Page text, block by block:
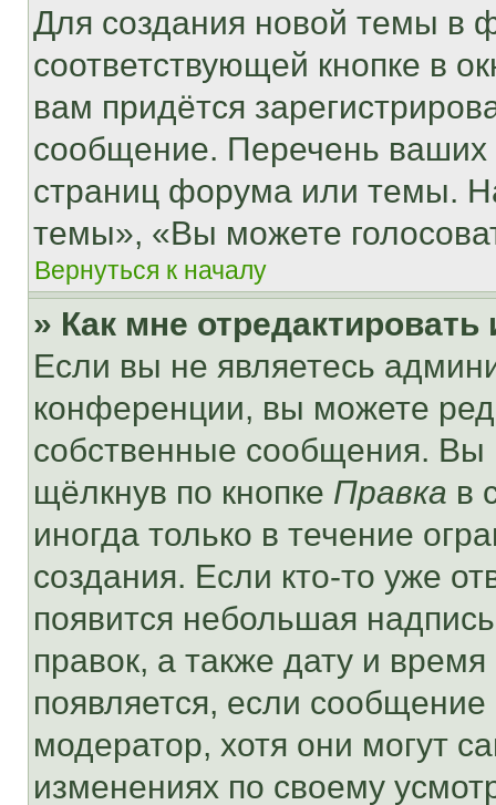
Для создания новой темы в
соответствующей кнопке в
вам придётся
сообщение. Перечень ваших
страниц форума или темы.
темы», «Вы можете
Вернуться к началу
» Как мне
Если вы не являетесь
конференции, вы можете
собственные сообщения. Вы
щёлкнув по кнопке Правка в
иногда только в течение
создания. Если кто-то уже
появится небольшая
правок, а также дату и
появляется, если
модератор, хотя они могут
изменениях по своему